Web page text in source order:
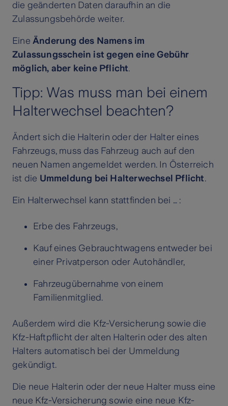
die geänderten Daten daraufhin an die
Zulassungsbehörde weiter.
Eine Änderung des Namens im
Zulassungsschein ist gegen eine Gebühr
möglich, aber keine Pflicht.
Tipp: Was muss man bei einem
Halterwechsel beachten?
Ändert sich die Halterin oder der Halter eines
Fahrzeugs, muss das Fahrzeug auch auf den
neuen Namen angemeldet werden. In Österreich
ist die Ummeldung bei Halterwechsel Pflicht.
Ein Halterwechsel kann stattfinden bei … :
Erbe des Fahrzeugs,
Kauf eines Gebrauchtwagens entweder bei
einer Privatperson oder Autohändler,
Fahrzeugübernahme von einem
Familienmitglied.
Außerdem wird die Kfz-Versicherung sowie die
Kfz-Haftpflicht der alten Halterin oder des alten
Halters automatisch bei der Ummeldung
gekündigt.
Die neue Halterin oder der neue Halter muss eine
neue Kfz-Versicherung sowie eine neue Kfz-